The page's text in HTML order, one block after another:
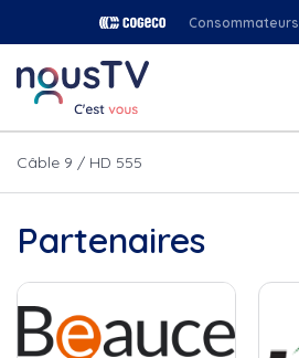
au
contenu
principal
Consommateurs
Câble 9 / HD 555
Partenaires